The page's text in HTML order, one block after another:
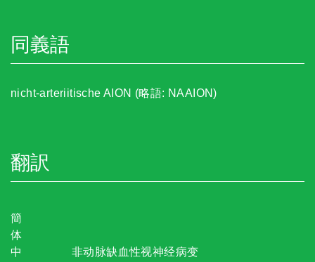
同義語
nicht-arteriitische AION (略語: NAAION)
翻訳
簡
体
中
非动脉缺血性视神经病变